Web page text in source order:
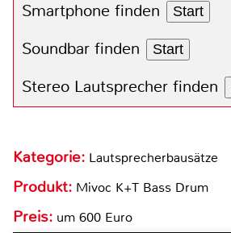
Smartphone finden Start
Soundbar finden Start
Stereo Lautsprecher finden
Kategorie: Lautsprecherbausätze
Produkt: Mivoc K+T Bass Drum
Preis: um 600 Euro